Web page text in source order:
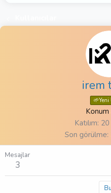
irem
🌱Yeni
Konum
Katılım
Son görülme
Mesajlar
3